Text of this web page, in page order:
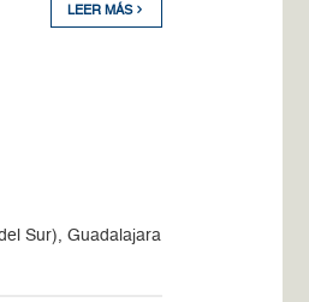
LEER MÁS
Sur), Guadalajara